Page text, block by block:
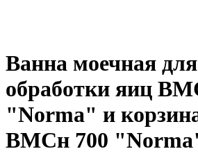
Ванна моечная для
обработки яиц
"Norma" и
ВМСн 700